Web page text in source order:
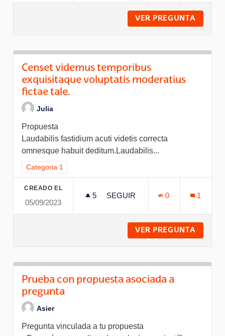
VER PREGUNTA
Censet videmus temporibus
exquisitaque voluptatis moderatius
fictae tale.
Julia
Propuesta
Laudabilis fastidium acuti videtis correcta
omnesque habuit deditum.Laudabilis...
Resultados al filtrar por la categoría: Categoria 1
Categoria 1
CREADO EL
05/09/2023
5 5 SEGUIDORAS
SEGUIR
0 1
VER PREGUNTA
Prueba con propuesta asociada a
pregunta
Asier
Pregunta vinculada a tu propuesta